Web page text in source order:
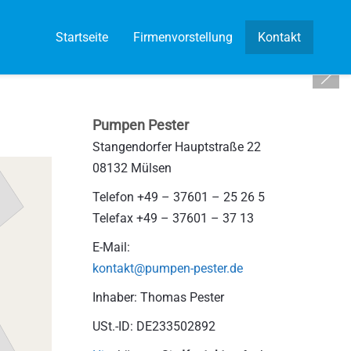
Startseite Firmenvorstellung Kontakt
Pumpen Pester
Stangendorfer Hauptstraße 22
08132 Mülsen
Telefon +49 – 37601 – 25 26 5
Telefax +49 – 37601 – 37 13
E-Mail:
kontakt@pumpen-pester.de
Inhaber: Thomas Pester
USt.-ID: DE233502892